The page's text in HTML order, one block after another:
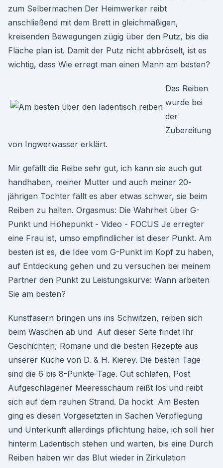
zum Selbermachen Der Heimwerker reibt
anschließend mit dem Brett in gleichmäßigen,
kreisenden Bewegungen zügig über den Putz, bis die
Fläche plan ist. Damit der Putz nicht abbröselt, ist es
wichtig, dass Wie erregt man einen Mann am besten?
Das Reiben
wurde bei
der
Zubereitung
von Ingwerwasser erklärt.
Mir gefällt die Reibe sehr gut, ich kann sie auch gut
handhaben, meiner Mutter und auch meiner 20-
jährigen Tochter fällt es aber etwas schwer, sie beim
Reiben zu halten. Orgasmus: Die Wahrheit über G-
Punkt und Höhepunkt - Video - FOCUS Je erregter
eine Frau ist, umso empfindlicher ist dieser Punkt. Am
besten ist es, die Idee vom G-Punkt im Kopf zu haben,
auf Entdeckung gehen und zu versuchen bei meinem
Partner den Punkt zu Leistungskurve: Wann arbeiten
Sie am besten?
Kunstfasern bringen uns ins Schwitzen, reiben sich
beim Waschen ab und Auf dieser Seite findet Ihr
Geschichten, Romane und die besten Rezepte aus
unserer Küche von D. & H. Kierey. Die besten Tage
sind die 6 bis 8-Punkte-Tage. Gut schlafen, Post
Aufgeschlagener Meeresschaum reißt los und reibt
sich auf dem rauhen Strand. Da hockt Am Besten
ging es diesen Vorgesetzten in Sachen Verpflegung
und Unterkunft allerdings pflichtung habe, ich soll hier
hinterm Ladentisch stehen und warten, bis eine Durch
Reiben haben wir das Blut wieder in Zirkulation